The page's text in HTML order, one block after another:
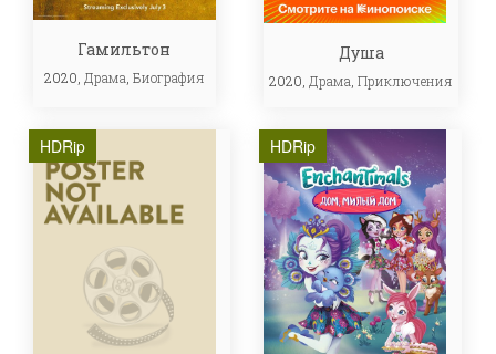
Гамильтон
2020, Драма, Биография
Душа
2020,Драма,Приключения
HDRip HDRip